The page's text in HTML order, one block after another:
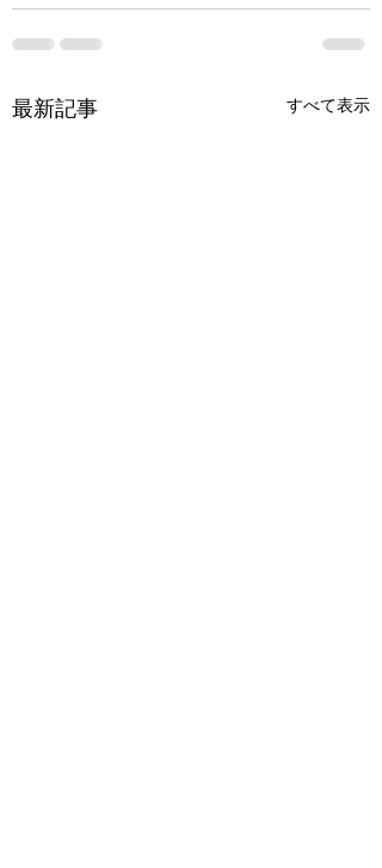
最新記事 すべて表示